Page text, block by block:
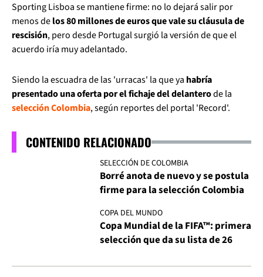
Sporting Lisboa se mantiene firme: no lo dejará salir por
menos delos 80 millones de euros que vale su cláusula de
rescisión, pero desde Portugal surgió la versión de que el
acuerdo iría muy adelantado.
Siendo la escuadra de las 'urracas' la que ya habría
presentado una oferta por el fichaje del delanterode la
selección Colombia, según reportes del portal 'Record'.
CONTENIDO RELACIONADO
SELECCIÓN DE COLOMBIA
Borré anota de nuevo y se postula
firme para la selección Colombia
COPA DEL MUNDO
Copa Mundial de la FIFA™: primera
selección que da su lista de 26